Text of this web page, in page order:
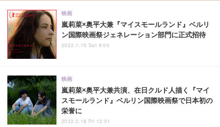
嵐莉菜×奥平大兼『マイスモールランド』ベルリ
ン国際映画祭ジェネレーション部門に正式招待
映画
2022.1.15 Sat 9:00
嵐莉菜×奥平大兼共演、在日クルド人描く『マイ
スモールランド』ベルリン国際映画祭で日本初の
栄誉に
映画
2022.2.18 Fri 12:51